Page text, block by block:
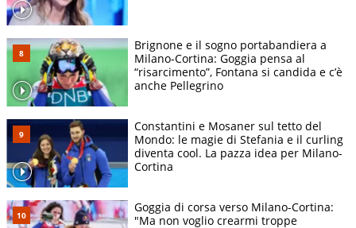
Brignone e il sogno portabandiera a
Milano-Cortina: Goggia pensa al
“risarcimento”, Fontana si candida e c’è
anche Pellegrino
Constantini e Mosaner sul tetto del
Mondo: le magie di Stefania e il curling
diventa cool. La pazza idea per Milano-
Cortina
Goggia di corsa verso Milano-Cortina:
"Ma non voglio crearmi troppe